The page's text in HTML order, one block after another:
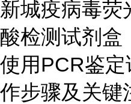
新城疫病毒荧
酸检测试剂盒
使用PCR鉴
作步骤及关键